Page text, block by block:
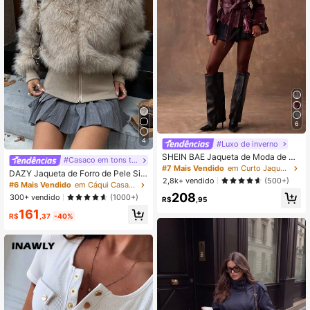
4
#Casaco em tons terrosos
DAZY Jaqueta de Forro de Pele Sin
tética de Manga Longa e Gola Curt
a Feminina, Cor Sólida, Estilo Y2K
#6 Mais Vendido
em Cáqui Casacos de pele sintética para mulheres
300+ vendido
(1000+)
R$161 ,37 -40%
6
#Luxo de inverno
SHEIN BAE Jaqueta de Moda de M
anga Longa com Cinto, Gola de Lap
ela, Cor Sólida em Couro PU, Estilo
Sobretudo, Outono
#7 Mais Vendido
em Curto Jaquetas femininas
2,8k+ vendido
(500+)
R$208 ,95